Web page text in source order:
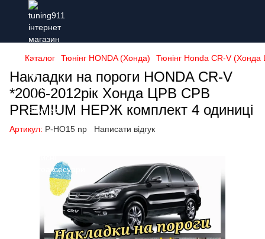
Каталог Тюнінг HONDA (Хонда) Тюнінг Honda CR-V
Накладки на пороги HONDA CR-V
*2006-2012рік Хонда ЦРВ СРВ
PREMIUM НЕРЖ комплект 4 одиниці
Артикул: P-HO15 np Написати відгук